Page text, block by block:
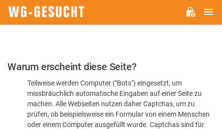
Bitte
dass
Warum erscheint diese Seite?
Teilweise werden Computer ("Bots") eingesetzt, um
missbräuchlich automatische Eingaben auf einer Seite zu
machen. Alle Webseiten nutzen daher Captchas, um zu
prüfen, ob beispielsweise ein Formular von einem Menschen
oder einem Computer ausgefüllt wurde. Captchas sind für